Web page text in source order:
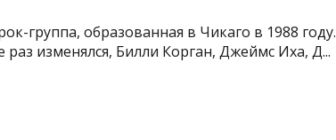
группа, образованная в Чикаго в 1988 году.
раз изменялся, Билли Корган, Джеймс Иха, Д...